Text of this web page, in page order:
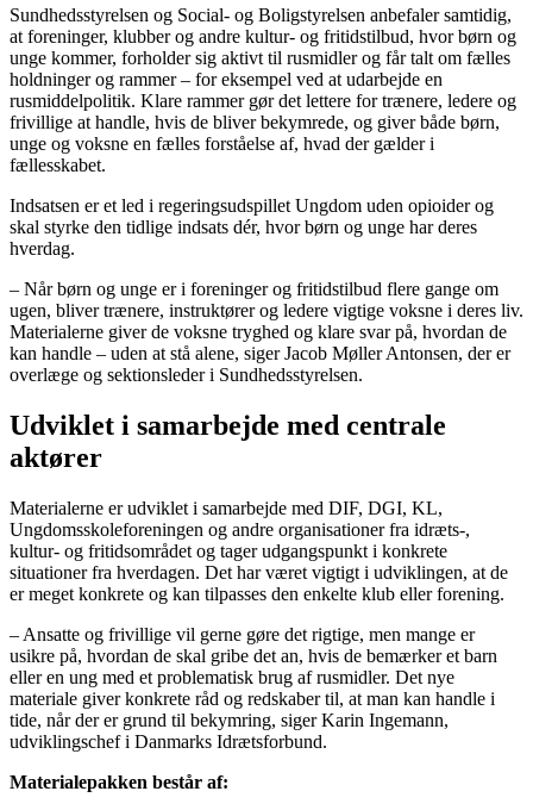
Sundhedsstyrelsen og Social- og Boligstyrelsen anbefaler samtidig,
at foreninger, klubber og andre kultur- og fritidstilbud, hvor børn og
unge kommer, forholder sig aktivt til rusmidler og får talt om fælles
holdninger og rammer – for eksempel ved at udarbejde en
rusmiddelpolitik. Klare rammer gør det lettere for trænere, ledere og
frivillige at handle, hvis de bliver bekymrede, og giver både børn,
unge og voksne en fælles forståelse af, hvad der gælder i
fællesskabet.
Indsatsen er et led i regeringsudspillet Ungdom uden opioider og
skal styrke den tidlige indsats dér, hvor børn og unge har deres
hverdag.
– Når børn og unge er i foreninger og fritidstilbud flere gange om
ugen, bliver trænere, instruktører og ledere vigtige voksne i deres liv.
Materialerne giver de voksne tryghed og klare svar på, hvordan de
kan handle – uden at stå alene, siger Jacob Møller Antonsen, der er
overlæge og sektionsleder i Sundhedsstyrelsen.
Udviklet i samarbejde med centrale
aktører
Materialerne er udviklet i samarbejde med DIF, DGI, KL,
Ungdomsskoleforeningen og andre organisationer fra idræts-,
kultur- og fritidsområdet og tager udgangspunkt i konkrete
situationer fra hverdagen. Det har været vigtigt i udviklingen, at de
er meget konkrete og kan tilpasses den enkelte klub eller forening.
– Ansatte og frivillige vil gerne gøre det rigtige, men mange er
usikre på, hvordan de skal gribe det an, hvis de bemærker et barn
eller en ung med et problematisk brug af rusmidler. Det nye
materiale giver konkrete råd og redskaber til, at man kan handle i
tide, når der er grund til bekymring, siger Karin Ingemann,
udviklingschef i Danmarks Idrætsforbund.
Materialepakken består af: